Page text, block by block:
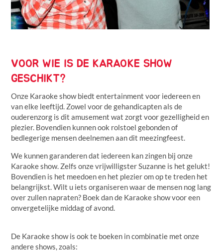
VOOR WIE IS DE KARAOKE SHOW
GESCHIKT?
Onze Karaoke show biedt entertainment voor iedereen en
van elke leeftijd. Zowel voor de gehandicapten als de
ouderenzorg is dit amusement wat zorgt voor gezelligheid en
plezier. Bovendien kunnen ook rolstoel gebonden of
bedlegerige mensen deelnemen aan dit meezingfeest.
We kunnen garanderen dat iedereen kan zingen bij onze
Karaoke show. Zelfs onze vrijwilligster Suzanne is het gelukt!
Bovendien is het meedoen en het plezier om op te treden het
belangrijkst. Wilt u iets organiseren waar de mensen nog lang
over zullen napraten? Boek dan de Karaoke show voor een
onvergetelijke middag of avond.
De Karaoke show is ook te boeken in combinatie met onze
andere shows, zoals: